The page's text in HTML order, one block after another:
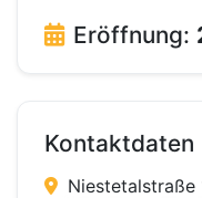
Eröffnung:
Kontaktdaten
Niestetalstraße